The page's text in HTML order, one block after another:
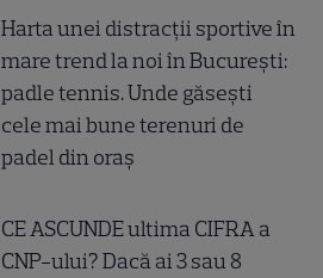
Harta unei distracții sportive în
mare trend la noi în București:
padle tennis. Unde găsești
cele mai bune terenuri de
padel din oraș
CE ASCUNDE ultima CIFRA a
CNP-ului? Dacă ai 3 sau 8